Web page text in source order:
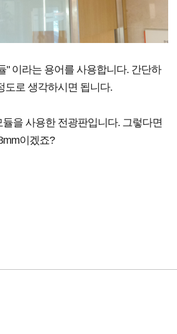
" 이라는 용어를 사용합니다. 간단하
도로 생각하시면 됩니다.
을 사용한 전광판입니다. 그렇다면
이겠죠?